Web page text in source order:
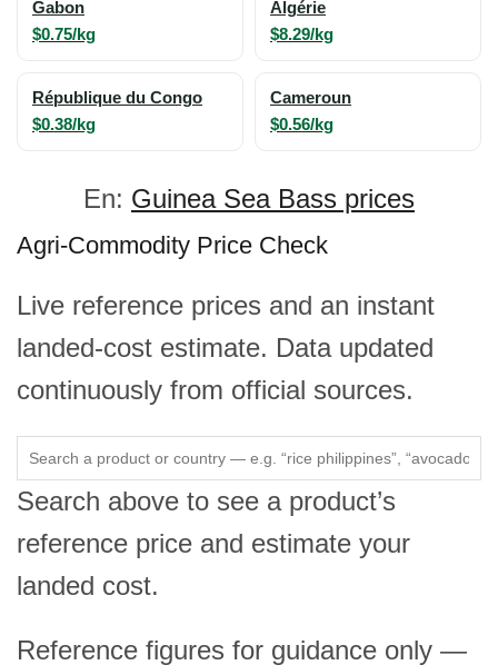
Gabon
$0.75/kg
Algérie
$8.29/kg
République du Congo
$0.38/kg
Cameroun
$0.56/kg
En: Guinea Sea Bass prices
Agri-Commodity Price Check
Live reference prices and an instant
landed-cost estimate. Data updated
continuously from official sources.
Search above to see a product’s
reference price and estimate your
landed cost.
Reference figures for guidance only —